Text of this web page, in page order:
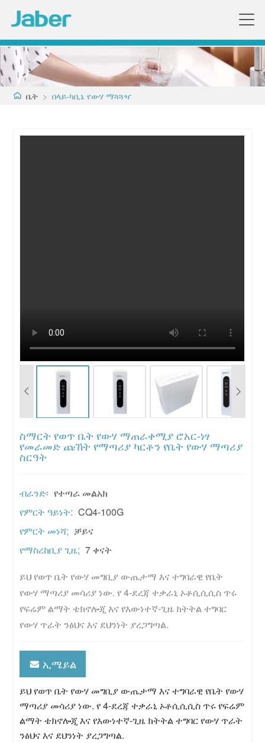
ቤት > በላይ-ካቢኔ የውሃ ማጓጓዣ
ስማርት የወጥ ቤት የውሃ ማጠራቀሚያ ሮአር-ነፃ
የመራመድ ጩኸት የማጣሪያ ካርቶን የቤት የውሃ ማጣሪያ
ስርዓት
ብራንድ፡ የተጣራ መልአክ
የምርት ዓይነት: CQ4-100G
የምርት መነሻ; ቻይና
የማስረከቢያ ጊዜ; 7 ቀናት
ይህ የወጥ ቤት የውሃ መግቢያ ውጤታማ እና ተግባራዊ የቤት
የውሃ ማጣሪያ መሳሪያ ነው. የ 4-ደረጃ ተቃራኒ ኦቶሲሲሲስ ጥሩ
የፍሬም ልማት ቴክኖሎጂ እና የእውነተኛ-ጊዜ ክትትል ተግባር
የውሃ ጥራት ንፅህና እና ደህንነት ያረጋግጣል.
ኢሜይል
ይህ የወጥ ቤት የውሃ መግቢያ ውጤታማ እና ተግባራዊ የቤት የውሃ
ማጣሪያ መሳሪያ ነው. የ 4-ደረጃ ተቃራኒ ኦቶሲሲሲስ ጥሩ የፍሬም
ልማት ቴክኖሎጂ እና የእውነተኛ-ጊዜ ክትትል ተግባር የውሃ ጥራት
ንፅህና እና ደህንነት ያረጋግጣል.